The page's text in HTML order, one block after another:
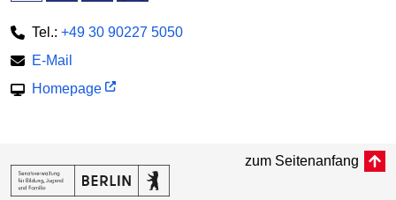
Tel.: +49 30 90227 5050
E-Mail
Homepage
zum Seitenanfang